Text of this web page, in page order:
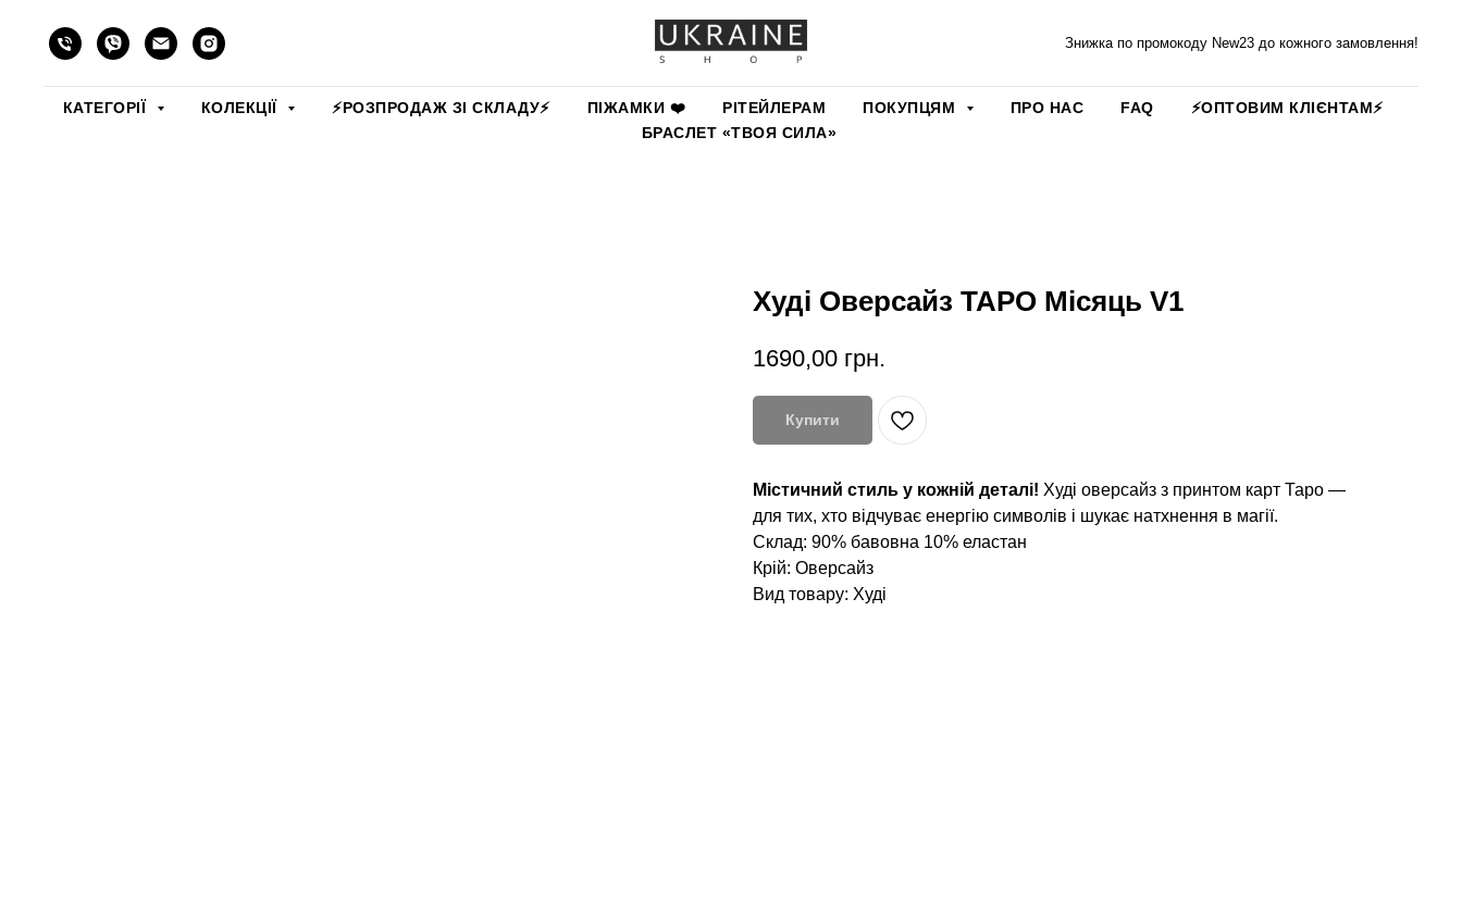
Знижка по промокоду New23 до кожного замовлення!
КАТЕГОРІЇ КОЛЕКЦІЇ ⚡️РОЗПРОДАЖ ЗІ СКЛАДУ⚡️ ПІЖАМКИ ❤️ РІТЕЙЛЕРАМ ПОКУПЦЯМ ПРО НАС FAQ
⚡️ОПТОВИМ КЛІЄНТАМ⚡️
БРАСЛЕТ «ТВОЯ СИЛА»
Худі Оверсайз ТАРО Місяць V1
1690,00 грн.
Купити
Містичний стиль у кожній деталі! Худі оверсайз з принтом карт Таро —
для тих, хто відчуває енергію символів і шукає натхнення в магії.
Склад: 90% бавовна 10% еластан
Крій: Оверсайз
Вид товару: Худі